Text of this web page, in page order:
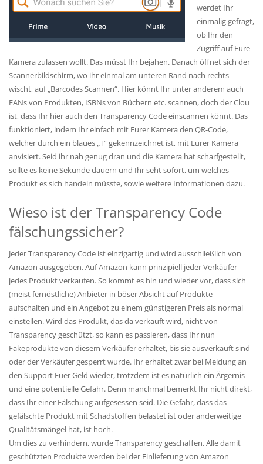
werdet Ihr
einmalig gefragt,
ob Ihr den
Zugriff auf Eure
Kamera zulassen wollt. Das müsst Ihr bejahen. Danach öffnet sich der
Scannerbildschirm, wo ihr einmal am unteren Rand nach rechts
wischt, auf „Barcodes Scannen“. Hier könnt Ihr unter anderem auch
EANs von Produkten, ISBNs von Büchern etc. scannen, doch der Clou
ist, dass Ihr hier auch den Transparency Code einscannen könnt. Das
funktioniert, indem Ihr einfach mit Eurer Kamera den QR-Code,
welcher durch ein blaues „T“ gekennzeichnet ist, mit Eurer Kamera
anvisiert. Seid ihr nah genug dran und die Kamera hat scharfgestellt,
sollte es keine Sekunde dauern und Ihr seht sofort, um welches
Produkt es sich handeln müsste, sowie weitere Informationen dazu.
Wieso ist der Transparency Code
fälschungssicher?
Jeder Transparency Code ist einzigartig und wird ausschließlich von
Amazon ausgegeben. Auf Amazon kann prinzipiell jeder Verkäufer
jedes Produkt verkaufen. So kommt es hin und wieder vor, dass sich
(meist fernöstliche) Anbieter in böser Absicht auf Produkte
aufschalten und ein Angebot zu einem günstigeren Preis als normal
einstellen. Wird das Produkt, das da verkauft wird, nicht von
Transparency geschützt, so kann es passieren, dass Ihr nun
Fakeprodukte von diesem Verkäufer erhaltet, bis sie ausverkauft sind
oder der Verkäufer gesperrt wurde. Ihr erhaltet zwar bei Meldung an
den Support Euer Geld wieder, trotzdem ist es natürlich ein Ärgernis
und eine potentielle Gefahr. Denn manchmal bemerkt Ihr nicht direkt,
dass Ihr einer Fälschung aufgesessen seid. Die Gefahr, dass das
gefälschte Produkt mit Schadstoffen belastet ist oder anderweitige
Qualitätsmängel hat, ist hoch.
Um dies zu verhindern, wurde Transparency geschaffen. Alle damit
geschützten Produkte werden bei der Einlieferung von Amazon